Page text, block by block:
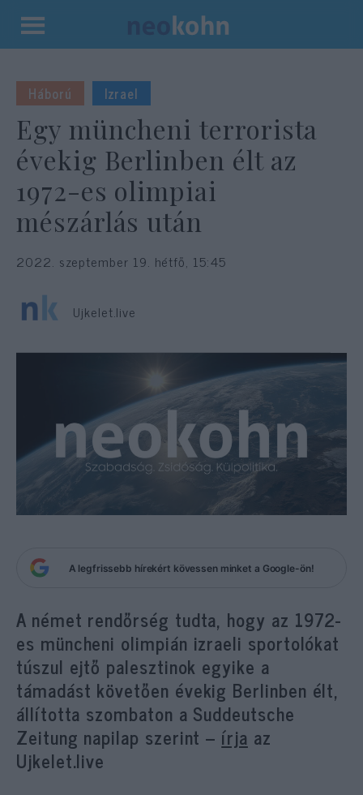
Kilépés
tartalomba
Háború Izrael
Egy müncheni terrorista
évekig Berlinben élt az
1972-es olimpiai
mészárlás után
2022. szeptember 19. hétfő, 15:45
Ujkelet.live
A legfrissebb hírekért kövessen minket a Google-ön!
A német rendőrség tudta, hogy az 1972-
es müncheni olimpián izraeli sportolókat
túszul ejtő palesztinok egyike a
támadást követően évekig Berlinben élt,
állította szombaton a Suddeutsche
Zeitung napilap szerint – írja az
Ujkelet.live